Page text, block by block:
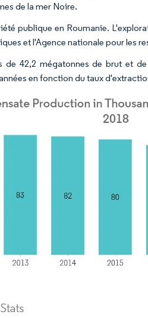
de la mer Noire.
publique en Roumanie.
et l'Agence nationale pour les
de 42,2 mégatonnes de brut et
en fonction du taux